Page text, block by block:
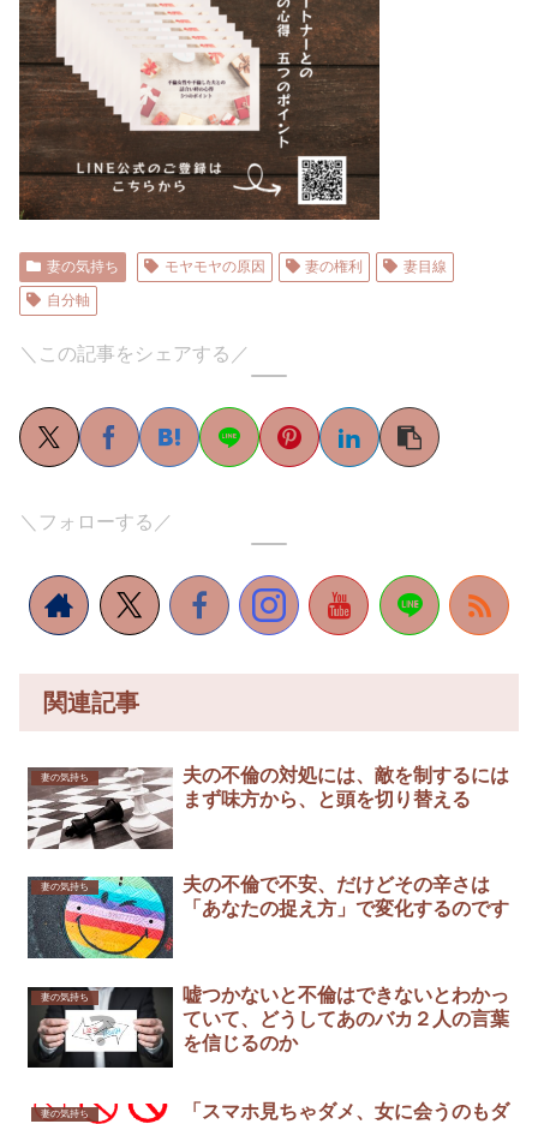
妻の気持ち モヤモヤの原因 妻の権利
妻目線
自分軸
＼この記事をシェアする／
＼フォローする／
関連記事
妻の気持ち
夫の不倫の対処には、敵を制するには
まず味方から、と頭を切り替える
妻の気持ち
夫の不倫で不安、だけどその辛さは
「あなたの捉え方」で変化するのです
妻の気持ち
嘘つかないと不倫はできないとわかっ
ていて、どうしてあのバカ２人の言葉
を信じるのか
妻の気持ち
「スマホ見ちゃダメ、女に会うのもダ